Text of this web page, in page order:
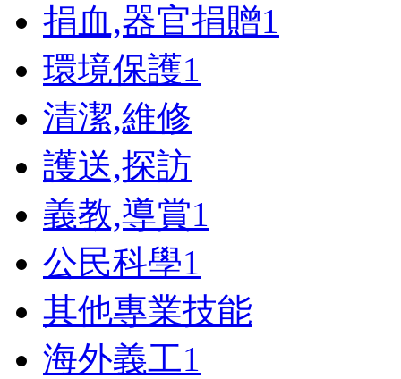
捐血,器官捐贈1
環境保護1
清潔,維修
護送,探訪
義教,導賞1
公民科學1
其他專業技能
海外義工1